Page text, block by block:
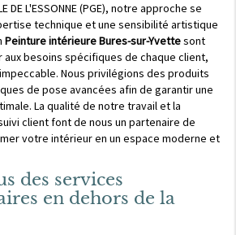
DE L'ESSONNE (PGE), notre approche se
technique et une sensibilité artistique
Peinture intérieure Bures-sur-Yvettesont
besoins spécifiques de chaque client,
Nous privilégions des produits
de pose avancées afin de garantir une
La qualité de notre travail et la
client font de nous un partenaire de
votre intérieur en un espace moderne et
des services
en dehors de la